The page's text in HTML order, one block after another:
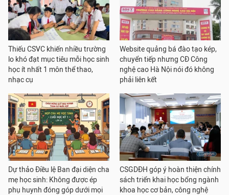
Thiếu CSVC khiến nhiều trường
lo khó đạt mục tiêu mỗi học sinh
học ít nhất 1 môn thể thao,
nhạc cụ
Website quảng bá đào tạo kép,
chuyển tiếp nhưng CĐ Công
nghệ cao Hà Nội nói đó không
phải liên kết
Dự thảo Điều lệ Ban đại diện cha
mẹ học sinh: Không được ép
phụ huynh đóng góp dưới mọi
CSGDĐH góp ý hoàn thiện chính
sách triển khai học bổng ngành
khoa học cơ bản, công nghệ